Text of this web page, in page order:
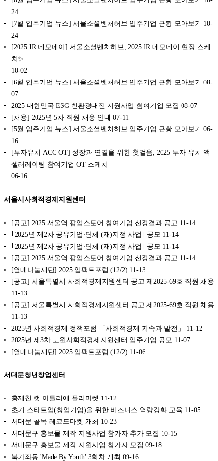
24
[7월 입주기업 뉴스] 서울소셜벤처허브 입주기업 근황 모아보기 10-
24
[2025 IR 데모데이] 서울소셜벤처허브, 2025 IR 데모데이 현장 스케
치✨
10-02
[6월 입주기업 뉴스] 서울소셜벤처허브 입주기업 근황 모아보기 08-
07
2025 대한민국 ESG 친환경대전 지원사업 참여기업 모집 08-07
[채용] 2025년 5차 직원 채용 안내 07-11
[5월 입주기업 뉴스] 서울소셜벤처허브 입주기업 근황 모아보기 06-
16
[투자유치 ACC OT] 성장과 연결을 위한 첫걸음, 2025 투자 유치 액
셀러레이팅 참여기업 OT 스케치
06-16
서울시사회적경제지원센터
[공고] 2025 서울역 팝업스토어 참여기업 선정결과 공고 11-14
｢2025년 제2차 공유기업‧단체 (재)지정 사업｣ 공모 11-14
｢2025년 제2차 공유기업‧단체 (재)지정 사업｣ 공모 11-14
[공고] 2025 서울역 팝업스토어 참여기업 선정결과 공고 11-14
[열매나눔재단] 2025 임팩트포럼 (12/2) 11-13
[공고] 서울특별시 사회적경제지원센터 공고 제2025-69호 직원 채용
11-13
[공고] 서울특별시 사회적경제지원센터 공고 제2025-69호 직원 채용
11-13
2025년 사회적경제 정책포럼 「사회적경제 지속과 발전」
11-12
2025년 제3차 노원사회적경제지원센터 입주기업 공모 11-07
[열매나눔재단] 2025 임팩트포럼 (12/2) 11-06
서대문청년창업센터
홍제천 캣 아틀리에 플리마켓 11-12
초기 스타트업(창업기업)을 위한 비즈니스 역량강화 교육 11-05
서대문 골목 레코드마켓 개최 10-23
서대문구 홍보물 제작 지원사업 참가자 추가 모집 10-15
서대문구 홍보물 제작 지원사업 참가자 모집 09-18
북가좌동 'Made By Youth' 3회차 개최 09-16